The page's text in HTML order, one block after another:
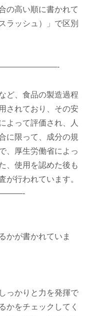
の高い順に書かれて
ラッシュ）」で区別
ど、食品の製造過程
されており、その安
よって評価され、人
に限って、成分の規
、厚生労働省によっ
、使用を認めた後も
が行われています。
かが書かれていま
っかりと力を発揮で
かをチェックしてく